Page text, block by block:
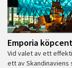
Emporia
Vid valet av ett
ett av